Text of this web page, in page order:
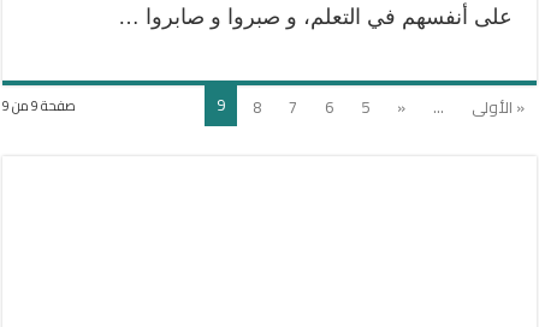
على أنفسهم في التعلم، و صبروا و صابروا …
صفحة 9 من 9 « الأولى ...
«
5
6
7
8
9